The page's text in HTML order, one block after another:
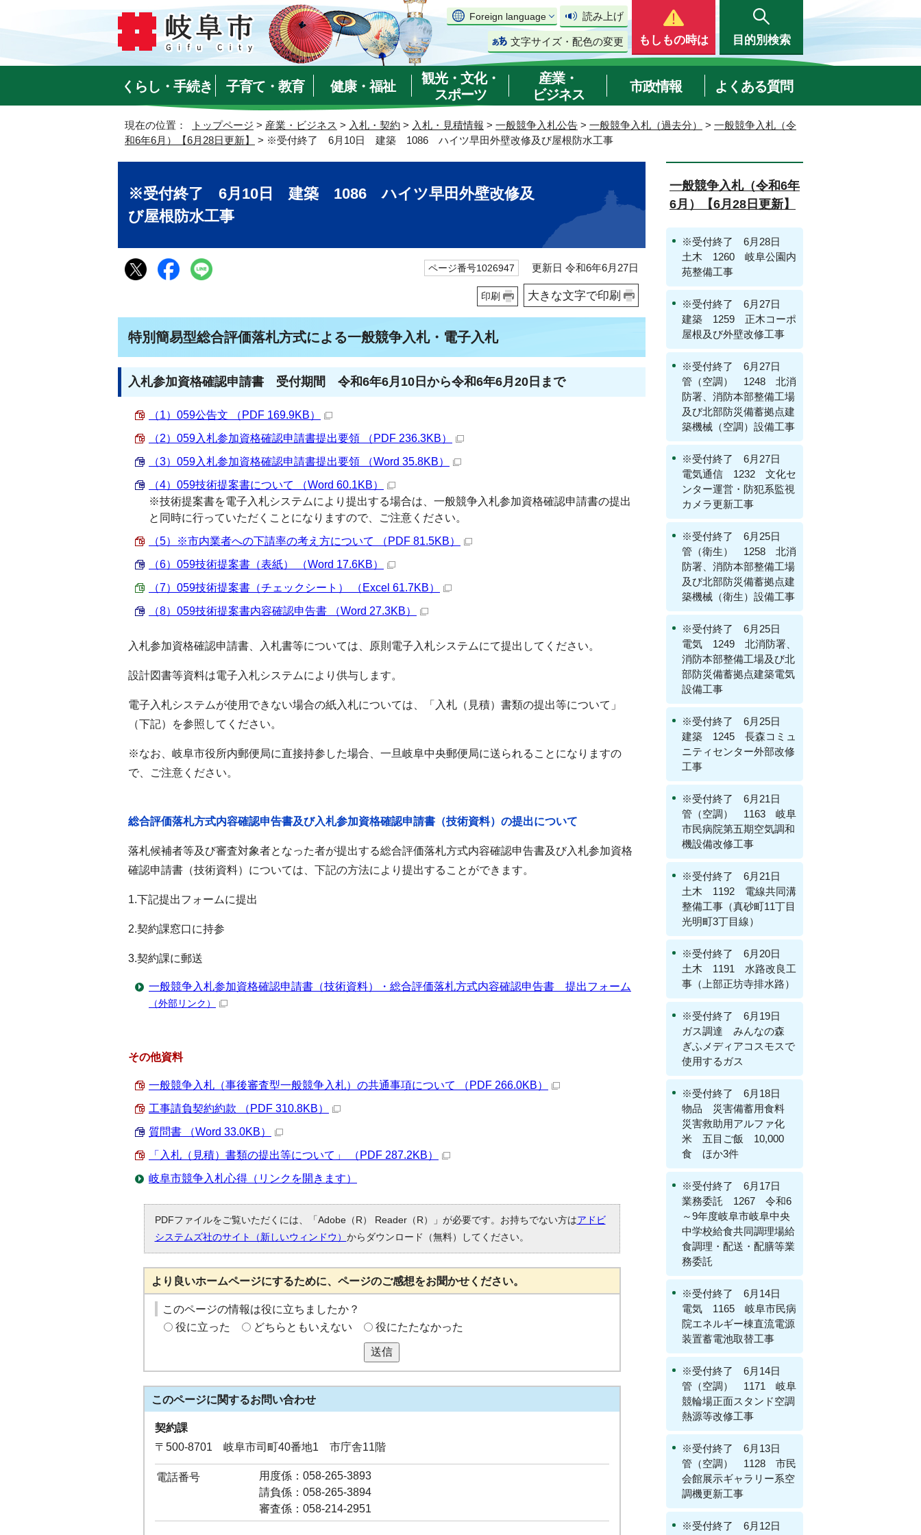
Foreign language 読み上げ
文字サイズ・配色の変更 もしもの時は 目的別検索
くらし・手続き 子育て・教育 健康・福祉
観光・文化・
スポーツ
産業・
ビジネス
市政情報 よくある質問
現在の位置： トップページ > 産業・ビジネス > 入札・契約 > 入札・見積情報 > 一般競争入札公告 > 一般競争入札（過去分） > 一般競争入札（令
和6年6月）【6月28日更新】
> ※受付終了 6月10日 建築 1086 ハイツ早田外壁改修及び屋根防水工事
※受付終了 6月10日 建築 1086 ハイツ早田外壁改修及
び屋根防水工事
ページ番号1026947 更新日 令和6年6月27日
印刷 大きな文字で印刷
特別簡易型総合評価落札方式による一般競争入札・電子入札
入札参加資格確認申請書 受付期間 令和6年6月10日から令和6年6月20日まで
（1）059公告文 （PDF 169.9KB）
（2）059入札参加資格確認申請書提出要領 （PDF 236.3KB）
（3）059入札参加資格確認申請書提出要領 （Word 35.8KB）
（4）059技術提案書について （Word 60.1KB）
※技術提案書を電子入札システムにより提出する場合は、一般競争入札参加資格確認申請書の提出
と同時に行っていただくことになりますので、ご注意ください。
（5）※市内業者への下請率の考え方について （PDF 81.5KB）
（6）059技術提案書（表紙） （Word 17.6KB）
（7）059技術提案書（チェックシート） （Excel 61.7KB）
（8）059技術提案書内容確認申告書 （Word 27.3KB）
入札参加資格確認申請書、入札書等については、原則電子入札システムにて提出してください。
設計図書等資料は電子入札システムにより供与します。
電子入札システムが使用できない場合の紙入札については、「入札（見積）書類の提出等について」
（下記）を参照してください。
※なお、岐阜市役所内郵便局に直接持参した場合、一旦岐阜中央郵便局に送られることになりますの
で、ご注意ください。
総合評価落札方式内容確認申告書及び入札参加資格確認申請書（技術資料）の提出について
落札候補者等及び審査対象者となった者が提出する総合評価落札方式内容確認申告書及び入札参加資格
確認申請書（技術資料）については、下記の方法により提出することができます。
1.下記提出フォームに提出
2.契約課窓口に持参
3.契約課に郵送
一般競争入札参加資格確認申請書（技術資料）・総合評価落札方式内容確認申告書 提出フォーム
（外部リンク）
その他資料
一般競争入札（事後審査型一般競争入札）の共通事項について （PDF 266.0KB）
工事請負契約約款 （PDF 310.8KB）
質問書 （Word 33.0KB）
「入札（見積）書類の提出等について」 （PDF 287.2KB）
岐阜市競争入札心得（リンクを開きます）
PDFファイルをご覧いただくには、「Adobe（R） Reader（R）」が必要です。お持ちでない方はアドビ
システムズ社のサイト（新しいウィンドウ） からダウンロード（無料）してください。
より良いホームページにするために、ページのご感想をお聞かせください。
このページの情報は役に立ちましたか？
役に立った
どちらともいえない 役にたたなかった
送信
このページに関するお問い合わせ
契約課
〒500-8701 岐阜市司町40番地1 市庁舎11階
電話番号
用度係：058-265-3893
請負係：058-265-3894
審査係：058-214-2951
一般競争入札（令和6年
6月）【6月28日更新】
※受付終了 6月28日
土木 1260 岐阜公園内
苑整備工事
※受付終了 6月27日
建築 1259 正木コーポ
屋根及び外壁改修工事
※受付終了 6月27日
管（空調） 1248 北消
防署、消防本部整備工場
及び北部防災備蓄拠点建
築機械（空調）設備工事
※受付終了 6月27日
電気通信 1232 文化セ
ンター運営・防犯系監視
カメラ更新工事
※受付終了 6月25日
管（衛生） 1258 北消
防署、消防本部整備工場
及び北部防災備蓄拠点建
築機械（衛生）設備工事
※受付終了 6月25日
電気 1249 北消防署、
消防本部整備工場及び北
部防災備蓄拠点建築電気
設備工事
※受付終了 6月25日
建築 1245 長森コミュ
ニティセンター外部改修
工事
※受付終了 6月21日
管（空調） 1163 岐阜
市民病院第五期空気調和
機設備改修工事
※受付終了 6月21日
土木 1192 電線共同溝
整備工事（真砂町11丁目
光明町3丁目線）
※受付終了 6月20日
土木 1191 水路改良工
事（上部正坊寺排水路）
※受付終了 6月19日
ガス調達 みんなの森
ぎふメディアコスモスで
使用するガス
※受付終了 6月18日
物品 災害備蓄用食料
災害救助用アルファ化
米 五目ご飯 10,000
食 ほか3件
※受付終了 6月17日
業務委託 1267 令和6
～9年度岐阜市岐阜中央
中学校給食共同調理場給
食調理・配送・配膳等業
務委託
※受付終了 6月14日
電気 1165 岐阜市民病
院エネルギー棟直流電源
装置蓄電池取替工事
※受付終了 6月14日
管（空調） 1171 岐阜
競輪場正面スタンド空調
熱源等改修工事
※受付終了 6月13日
管（空調） 1128 市民
会館展示ギャラリー系空
調機更新工事
※受付終了 6月12日